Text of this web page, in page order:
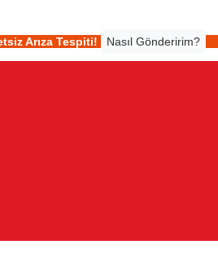
Arıza Tespiti! Nasıl Gönderirim?